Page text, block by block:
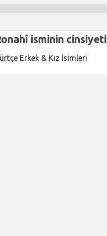
isminin cinsiyeti
Erkek & Kız İsimleri